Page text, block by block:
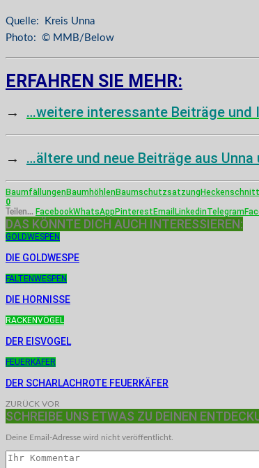
Quelle: Kreis Unna
Photo: © MMB/Below
ERFAHREN SIE MEHR:
→ …weitere interessante Beiträge und
→ …ältere und neue Beiträge aus Unna
BaumfällungenBaumhöhlenBaumschutzsatzungHeckenschnitt
0
Teilen... FacebookWhatsAppPinterestEmail LinkedinTelegram
DAS KÖNNTE DICH AUCH INTERESSIEREN:
GOLDWESPEN
DIE GOLDWESPE
FALTENWESPEN
DIE HORNISSE
RACKENVÖGEL
DER EISVOGEL
FEUERKÄFER
DER SCHARLACHROTE FEUERKÄFER
ZURÜCK VOR
SCHREIBE UNS ETWAS ZU DEINEN
Deine Email-Adresse wird nicht veröffentlicht.